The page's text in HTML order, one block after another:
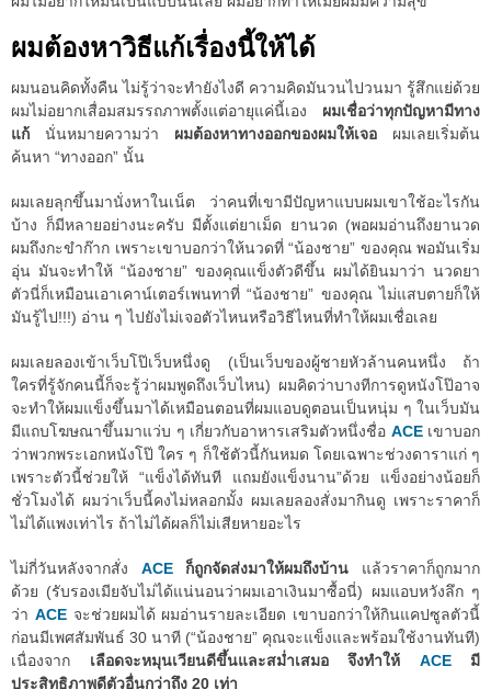
ผมต้องหาวิธีแก้เรื่องนี้ให้ได้
ผมนอนคิดทั้งคืน ไม่รู้ว่าจะทำยังไงดี ความคิดมันวนไปวนมา รู้สึกแย่ด้วย
ผมไม่อยากเสื่อมสมรรถภาพตั้งแต่อายุแค่นี้เอง ผมเชื่อว่าทุกปัญหามีทาง
แก้ นั่นหมายความว่า ผมต้องหาทางออกของผมให้เจอ ผมเลยเริ่มต้น
ค้นหา “ทางออก” นั้น
ผมเลยลุกขึ้นมานั่งหาในเน็ต ว่าคนที่เขามีปัญหาแบบผมเขาใช้อะไรกัน
บ้าง ก็มีหลายอย่างนะครับ มีตั้งแต่ยาเม็ด ยานวด (พอผมอ่านถึงยานวด
ผมถึงกะขำก๊าก เพราะเขาบอกว่าให้นวดที่ “น้องชาย” ของคุณ พอมันเริ่ม
อุ่น มันจะทำให้ “น้องชาย” ของคุณแข็งตัวดีขึ้น ผมได้ยินมาว่า นวดยา
ตัวนี่ก็เหมือนเอาเคาน์เตอร์เพนทาที่ “น้องชาย” ของคุณ ไม่แสบตายก็ให้
มันรู้ไป!!!) อ่าน ๆ ไปยังไม่เจอตัวไหนหรือวิธีไหนที่ทำให้ผมเชื่อเลย
ผมเลยลองเข้าเว็บโป๊เว็บหนึ่งดู (เป็นเว็บของผู้ชายหัวล้านคนหนึ่ง ถ้า
ใครที่รู้จักคนนี้ก็จะรู้ว่าผมพูดถึงเว็บไหน) ผมคิดว่าบางทีการดูหนังโป๊อาจ
จะทำให้ผมแข็งขึ้นมาได้เหมือนตอนที่ผมแอบดูตอนเป็นหนุ่ม ๆ ในเว็บมัน
มีแถบโฆษณาขึ้นมาแว่บ ๆ เกี่ยวกับอาหารเสริมตัวหนึ่งชื่อ ACEเขาบอก
ว่าพวกพระเอกหนังโป๊ ใคร ๆ ก็ใช้ตัวนี้กันหมด โดยเฉพาะช่วงดาราแก่ ๆ
เพราะตัวนี้ช่วยให้ “แข็งได้ทันที แถมยังแข็งนาน”ด้วย แข็งอย่างน้อยก็
ชั่วโมงได้ ผมว่าเว็บนี้คงไม่หลอกมั้ง ผมเลยลองสั่งมากินดู เพราะราคาก็
ไม่ได้แพงเท่าไร ถ้าไม่ได้ผลก็ไม่เสียหายอะไร
ไม่กี่วันหลังจากสั่ง ACE ก็ถูกจัดส่งมาให้ผมถึงบ้าน แล้วราคาก็ถูกมาก
ด้วย (รับรองเมียจับไม่ได้แน่นอนว่าผมเอาเงินมาซื้อนี่) ผมแอบหวังลึก ๆ
ว่า ACEจะช่วยผมได้ ผมอ่านรายละเอียด เขาบอกว่าให้กินแคปซูลตัวนี้
ก่อนมีเพศสัมพันธ์ 30 นาที (“น้องชาย” คุณจะแข็งและพร้อมใช้งานทันที)
เนื่องจาก เลือดจะหมุนเวียนดีขึ้นและสม่ำเสมอ จึงทำให้ ACEมี
ประสิทธิภาพดีตัวอื่นกว่าถึง 20 เท่า